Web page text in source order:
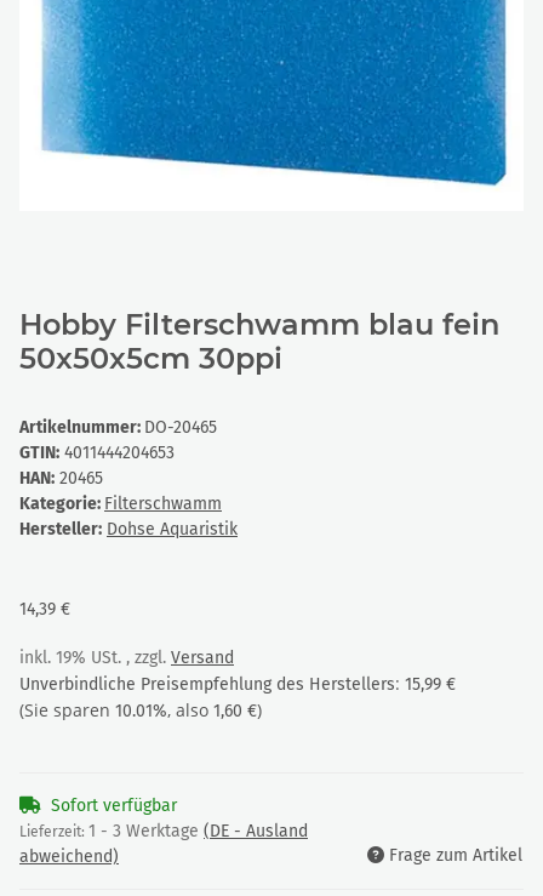
Hobby Filterschwamm blau fein
50x50x5cm 30ppi
Artikelnummer: DO-20465
GTIN: 4011444204653
HAN: 20465
Kategorie: Filterschwamm
Hersteller: Dohse Aquaristik
14,39 €
inkl. 19% USt. , zzgl. Versand
Unverbindliche Preisempfehlung des Herstellers: 15,99 €
(Sie sparen 10.01%, also 1,60 €)
Sofort verfügbar
Lieferzeit: 1 - 3 Werktage (DE - Ausland
abweichend)
Frage zum Artikel